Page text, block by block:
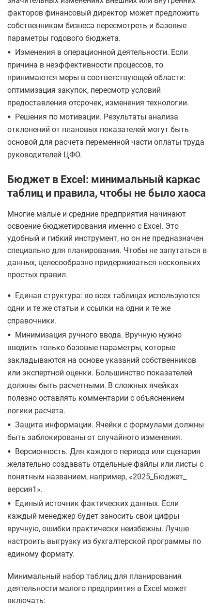
факторов финансовый директор может предложить
собственникам бизнеса пересмотреть и базовые
параметры годового бюджета.
•
Изменения в операционной деятельности. Если
причина в неэффективности процессов, то
принимаются меры в соответствующей области:
оптимизация закупок, пересмотр условий
предоставления отсрочек, изменения технологии.
• Решения по мотивации. Результаты анализа
отклонений от плановых показателей могут быть
основой для расчета переменной части оплаты труда
руководителей ЦФО.
Бюджет в Excel: минимальный каркас
таблиц и правила, чтобы не было хаоса
Многие малые и средние предприятия начинают
освоение бюджетирования именно с Excel. Это
удобный и гибкий инструмент, но он не предназначен
специально для планирования. Чтобы не запутаться в
данных, целесообразно придерживаться нескольких
простых правил.
• Единая структура: во всех таблицах используются
одни и те же статьи и ссылки на одни и те же
справочники.
• Минимизация ручного ввода. Вручную нужно
вводить только базовые параметры, которые
закладываются на основе указаний собственников
или экспертной оценки. Большинство показателей
должны быть расчетными. В сложных ячейках
полезно оставлять комментарии с объяснением
логики расчета.
• Защита информации. Ячейки с формулами должны
быть заблокированы от случайного изменения.
• Версионность. Для каждого периода или сценария
желательно создавать отдельные файлы или листы с
понятным названием, например, «2025_Бюджет_
версия1».
• Единый источник фактических данных. Если
каждый менеджер будет заносить свои цифры
вручную, ошибки практически неизбежны. Лучше
настроить выгрузку из бухгалтерской программы по
единому формату.
Минимальный набор таблиц для планирования
деятельности малого предприятия в Excel может
включать: